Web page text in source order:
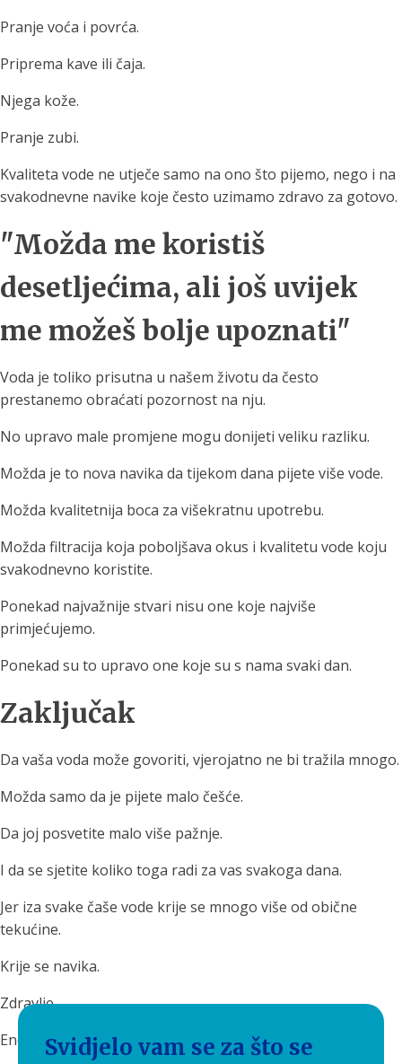
Pranje voća i povrća.
Priprema kave ili čaja.
Njega kože.
Pranje zubi.
Kvaliteta vode ne utječe samo na ono što pijemo, nego i na
svakodnevne navike koje često uzimamo zdravo za gotovo.
"Možda me koristiš
desetljećima, ali još uvijek
me možeš bolje upoznati"
Voda je toliko prisutna u našem životu da često
prestanemo obraćati pozornost na nju.
No upravo male promjene mogu donijeti veliku razliku.
Možda je to nova navika da tijekom dana pijete više vode.
Možda kvalitetnija boca za višekratnu upotrebu.
Možda filtracija koja poboljšava okus i kvalitetu vode koju
svakodnevno koristite.
Ponekad najvažnije stvari nisu one koje najviše
primjećujemo.
Ponekad su to upravo one koje su s nama svaki dan.
Zaključak
Da vaša voda može govoriti, vjerojatno ne bi tražila mnogo.
Možda samo da je pijete malo češće.
Da joj posvetite malo više pažnje.
I da se sjetite koliko toga radi za vas svakoga dana.
Jer iza svake čaše vode krije se mnogo više od obične
tekućine.
Krije se navika.
Zdravlje.
Energija.Svidjelo vam se za što se